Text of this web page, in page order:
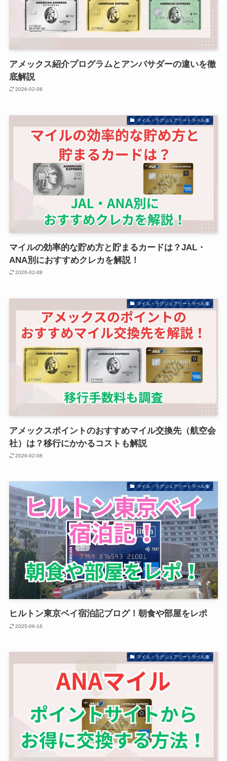
アメックス紹介プログラムとアンバサダーの違いを徹
底解説
2026-02-08
マイル・ラグジュアリートラベル集
マイルの効率的な貯め方と貯まるカードは？JAL・
ANA別におすすめクレカを解説！
2026-02-08
マイル・ラグジュアリートラベル集
アメックスポイントのおすすめマイル交換先（航空会
社）は？移行にかかるコストも解説
2026-02-08
マイル・ラグジュアリートラベル集
ヒルトン東京ベイ宿泊記ブログ！朝食や部屋をレポ
2025-06-16
マイル・ラグジュアリートラベル集